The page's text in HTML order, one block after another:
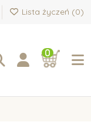
Lista życzeń (0)
0